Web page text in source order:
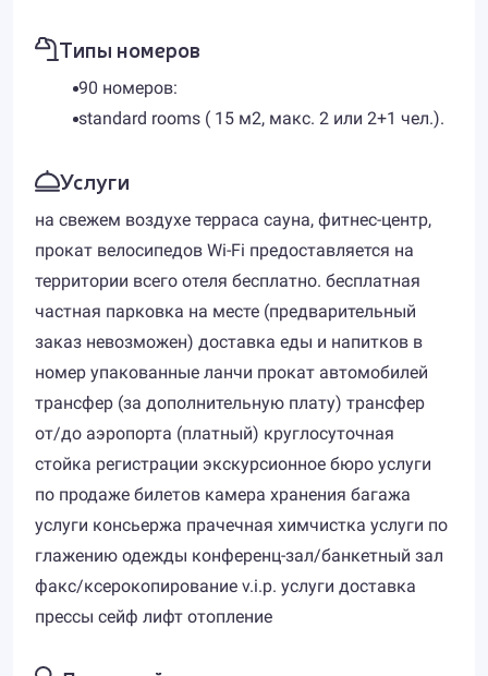
Типы номеров
90 номеров:
standard rooms ( 15 м2, макс. 2 или 2+1 чел.).
Услуги
на свежем воздухе терраса сауна, фитнес-центр,
прокат велосипедов Wi-Fi предоставляется на
территории всего отеля бесплатно. бесплатная
частная парковка на месте (предварительный
заказ невозможен) доставка еды и напитков в
номер упакованные ланчи прокат автомобилей
трансфер (за дополнительную плату) трансфер
от/до аэропорта (платный) круглосуточная
стойка регистрации экскурсионное бюро услуги
по продаже билетов камера хранения багажа
услуги консьержа прачечная химчистка услуги по
глажению одежды конференц-зал/банкетный зал
факс/ксерокопирование v.i.p. услуги доставка
прессы сейф лифт отопление